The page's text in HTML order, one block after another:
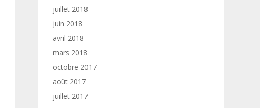
juillet 2018
juin 2018
avril 2018
mars 2018
octobre 2017
août 2017
juillet 2017